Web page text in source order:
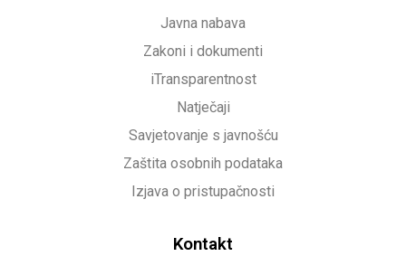
Javna nabava
Zakoni i dokumenti
iTransparentnost
Natječaji
Savjetovanje s javnošću
Zaštita osobnih podataka
Izjava o pristupačnosti
Kontakt